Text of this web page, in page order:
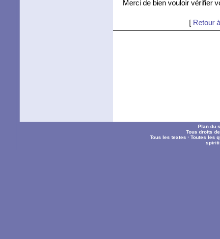
Merci de bien vouloir vérifier
[ Retour
Plan du
Tous droits
Tous les textes ·Toutes les